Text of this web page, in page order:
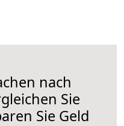
nach
Sie
Sie Geld